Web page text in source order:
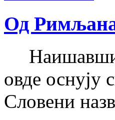
Од
Наишавши
овде оснују
Словени